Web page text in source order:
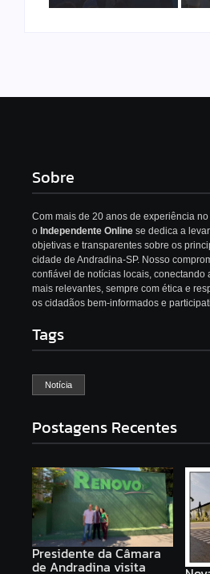
Sobre
Com mais de 20 anos de experiência
o Independente Online se dedica a
objetivas e transparentes sobre os
cidade de Andradina-SP. Nosso
confiável de notícias locais, conectando
mais relevantes, sempre com ética e
os cidadãos bem-informados e
Tags
Notícia
Postagens Recentes
Presidente da Câmara
de Andradina visita